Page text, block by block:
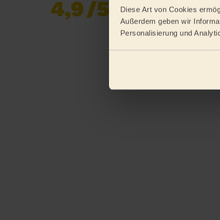
Diese Art von Cookies
Außerdem geben wir
Personalisierung und
4,9/5
Bereits 619 170
gesammelt von
eKomi